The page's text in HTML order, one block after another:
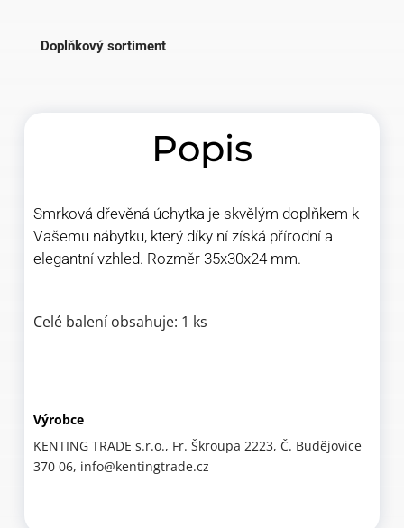
Doplňkový sortiment
Popis
Smrková dřevěná úchytka je skvělým doplňkem k
Vašemu nábytku, který díky ní získá přírodní a
elegantní vzhled. Rozměr 35x30x24 mm.
Celé balení obsahuje: 1 ks
Výrobce
KENTING TRADE s.r.o., Fr. Škroupa 2223, Č. Budějovice
370 06, info@kentingtrade.cz